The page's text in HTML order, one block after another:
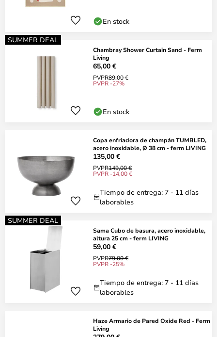
En stock
SUMMER DEAL
Chambray Shower Curtain Sand - Ferm
Living
65,00 €
PVPR89,00 €
PVPR -27%
En stock
Copa enfriadora de champán TUMBLED,
acero inoxidable, Ø 38 cm - ferm LIVING
135,00 €
PVPR149,00 €
PVPR -14,00 €
Tiempo de entrega: 7 - 11 días
laborables
SUMMER DEAL
Sama Cubo de basura, acero inoxidable,
altura 25 cm - ferm LIVING
59,00 €
PVPR79,00 €
PVPR -25%
Tiempo de entrega: 7 - 11 días
laborables
Haze Armario de Pared Oxide Red - Ferm
Living